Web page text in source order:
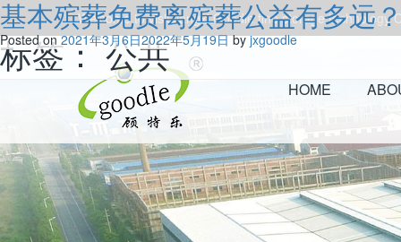
Welcome to visitJiangxi Goodle fine storage technology
HOME
标签：公共
基本殡葬免费离殡葬公益有多远？
Posted on2021年3月6日2022年5月19日byjxgoodle